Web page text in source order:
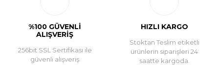
%100 GÜVENLİ
ALIŞVERİŞ
256bit SSL Sertifikası ile
güvenli alışveriş
HIZLI KARGO
Stoktan Teslim etiketli
ürünlerin siparişleri 24
saatte kargoda.